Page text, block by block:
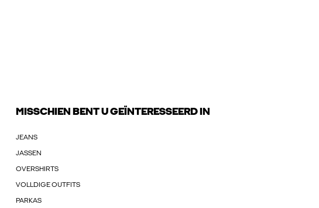
MISSCHIEN BENT U GEÏNTERESSEERD IN
JEANS
JASSEN
OVERSHIRTS
VOLLDIGE OUTFITS
PARKAS